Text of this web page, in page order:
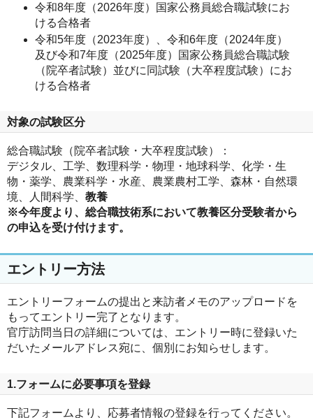
令和8年度（2026年度）国家公務員総合職試験にお
ける合格者
令和5年度（2023年度）、令和6年度（2024年度）
及び令和7年度（2025年度）国家公務員総合職試験
（院卒者試験）並びに同試験（大卒程度試験）にお
ける合格者
対象の試験区分
総合職試験（院卒者試験・大卒程度試験）：
デジタル、工学、数理科学・物理・地球科学、化学・生
物・薬学、農業科学・水産、農業農村工学、森林・自然環
境、人間科学、 教養
※今年度より、総合職技術系において教養区分受験者から
の申込を受け付けます。
エントリー方法
エントリーフォームの提出と来訪者メモのアップロードを
もってエントリー完了となります。
官庁訪問当日の詳細については、エントリー時に登録いた
だいたメールアドレス宛に、個別にお知らせします。
1.フォームに必要事項を登録
下記フォームより、応募者情報の登録を行ってください。